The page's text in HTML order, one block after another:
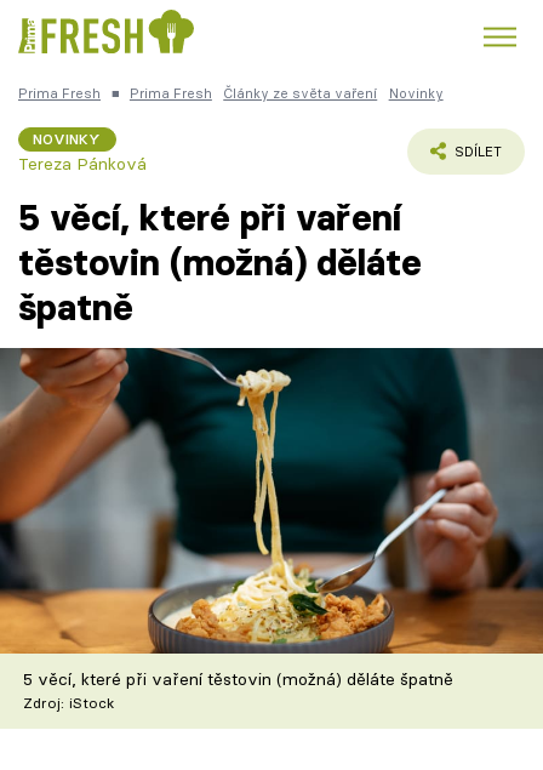
Česká kuchyně
Témata
Recepty
Články
TV Program
Škola vaření
Recepty z TV
Speciál: Cuketa
Prima Fresh ■ Prima Fresh Články ze světa vaření Novinky
NOVINKY
Tereza Pánková
SDÍLET
5 věcí, které při vaření
těstovin (možná) děláte
špatně
5 věcí, které při vaření těstovin (možná) děláte špatně
Zdroj: iStock